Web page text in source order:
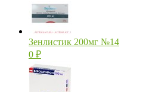
Зенлистик 200мг №14
0 ₽